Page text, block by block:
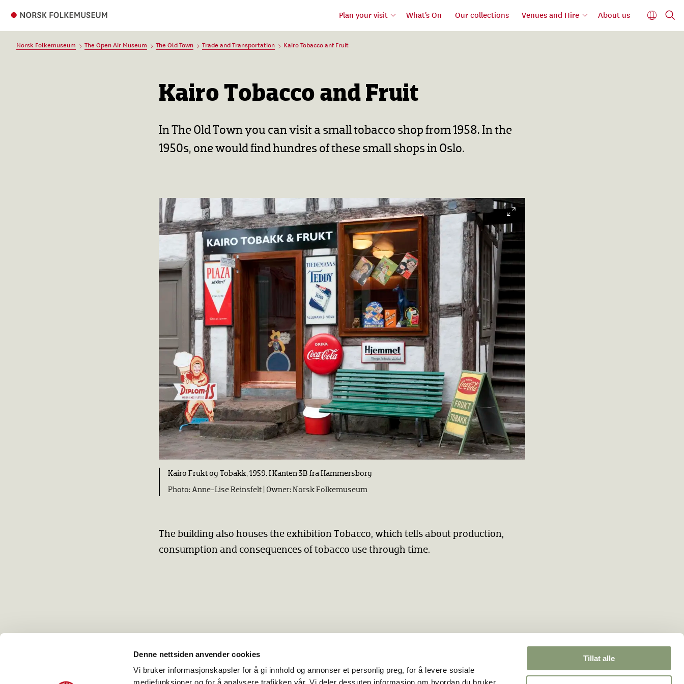
Denne nettsiden anvender cookies
Vi bruker informasjonskapsler for å gi innhold og annonser et personlig preg, for å levere sosiale
Tillat alle
Plan your visit What's On Our collections Venues and Hire About us
Norsk Folkemuseum The Open Air Museum The Old Town Trade and Transportation Kairo Tobacco anf Fruit
Kairo Tobacco and Fruit
In The Old Town you can visit a small tobacco shop from 1958. In the
1950s, one would find hundres of these small shops in Oslo.
Kairo Frukt og Tobakk, 1959. I Kanten 3B fra Hammersborg
Anne-Lise Reinsfelt |
Norsk Folkemuseum
The building also houses the exhibition Tobacco, which tells about production,
consumption and consequences of tobacco use through time.